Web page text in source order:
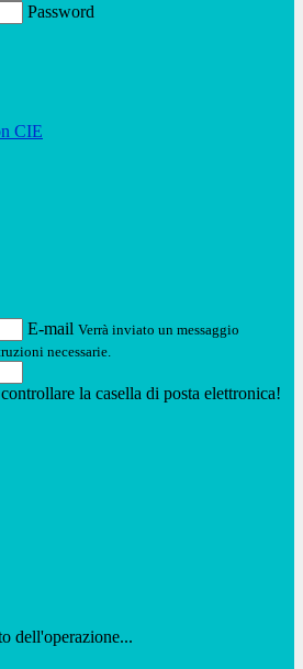
Password
CIE
E-mail Verrà inviato un messaggio
necessarie.
la casella di posta elettronica!
dell'operazione...